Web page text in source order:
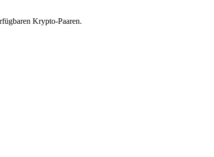
Krypto-Paaren.